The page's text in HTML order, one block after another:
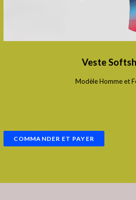
Veste
Modèle Homme et
COMMANDER ET PAYER